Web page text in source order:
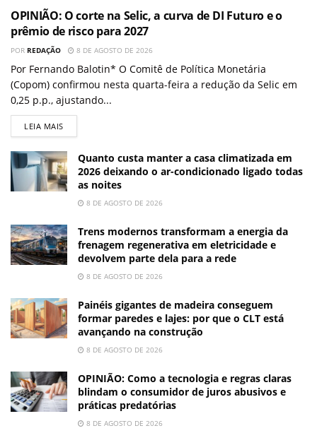
OPINIÃO: O corte na Selic, a curva de DI Futuro e o
prêmio de risco para 2027
POR REDAÇÃO 8 DE AGOSTO DE 2026
Por Fernando Balotin* O Comitê de Política Monetária
(Copom) confirmou nesta quarta-feira a redução da Selic em
0,25 p.p., ajustando...
LEIA MAIS
Quanto custa manter a casa climatizada em
2026 deixando o ar-condicionado ligado todas
as noites
8 DE AGOSTO DE 2026
Trens modernos transformam a energia da
frenagem regenerativa em eletricidade e
devolvem parte dela para a rede
8 DE AGOSTO DE 2026
Painéis gigantes de madeira conseguem
formar paredes e lajes: por que o CLT está
avançando na construção
8 DE AGOSTO DE 2026
OPINIÃO: Como a tecnologia e regras claras
blindam o consumidor de juros abusivos e
práticas predatórias
8 DE AGOSTO DE 2026